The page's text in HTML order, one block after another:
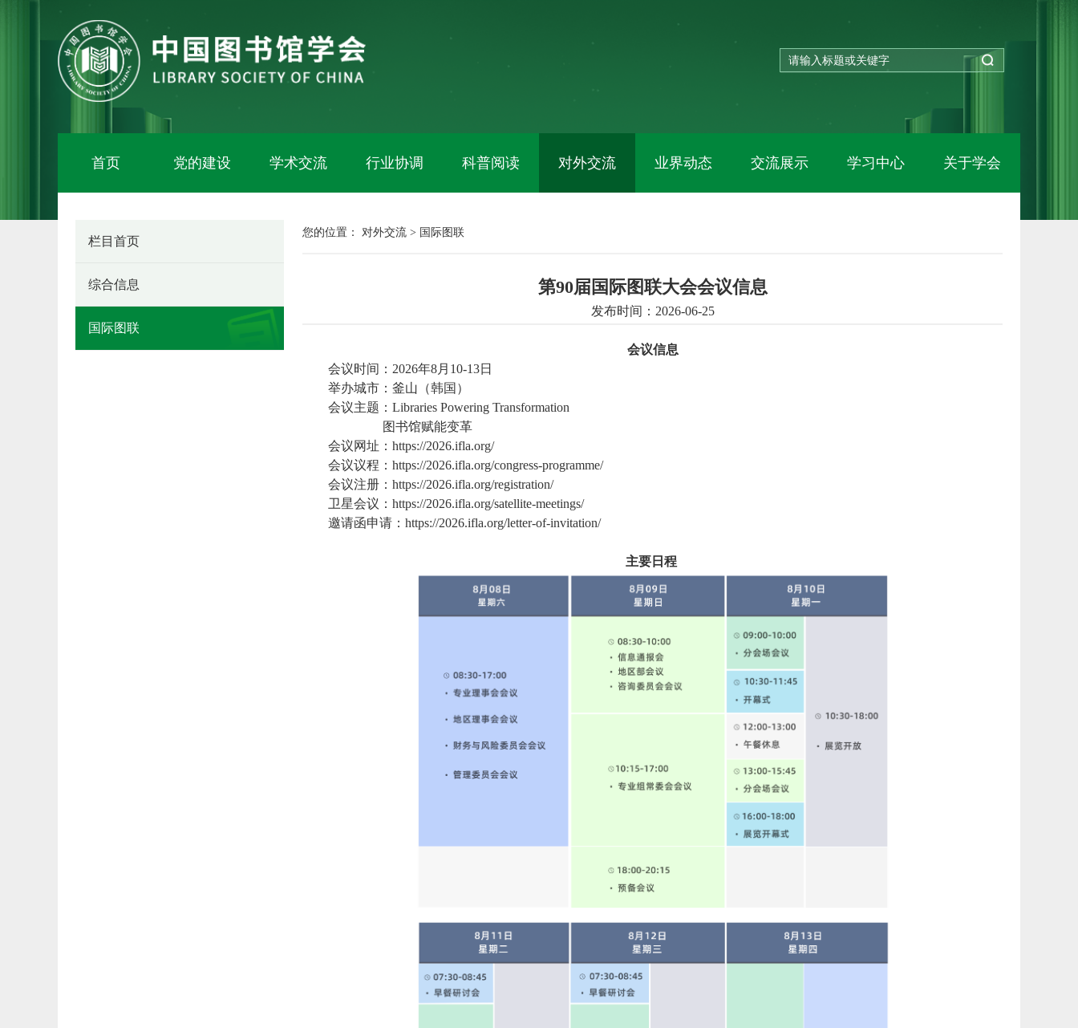
首页 党的建设 学术交流 行业协调 科普阅读 对外交流 业界动态 交流展示 学习中心 关于学会
栏目首页
综合信息
国际图联
您的位置： 对外交流 > 国际图联
第90届国际图联大会会议信息
发布时间：2026-06-25
会议信息
会议时间：2026年8月10-13日
举办城市：釜山（韩国）
会议主题：Libraries Powering Transformation
图书馆赋能变革
会议网址：https://2026.ifla.org/
会议议程：https://2026.ifla.org/congress-programme/
会议注册：https://2026.ifla.org/registration/
卫星会议：https://2026.ifla.org/satellite-meetings/
邀请函申请：https://2026.ifla.org/letter-of-invitation/
主要日程